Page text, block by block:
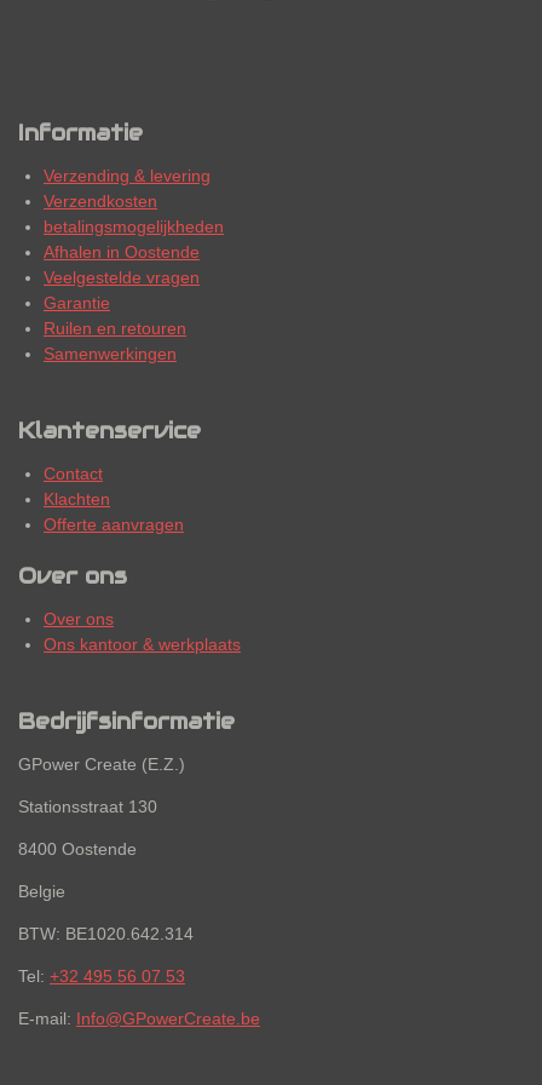
Informatie
Verzending & levering
Verzendkosten
betalingsmogelijkheden
Afhalen in Oostende
Veelgestelde vragen
Garantie
Ruilen en retouren
Samenwerkingen
Klantenservice
Contact
Klachten
Offerte aanvragen
Over ons
Over ons
Ons kantoor & werkplaats
Bedrijfsinformatie
GPower Create (E.Z.)
Stationsstraat 130
8400 Oostende
Belgie
BTW: BE1020.642.314
Tel: +32 495 56 07 53
E-mail: Info@GPowerCreate.be